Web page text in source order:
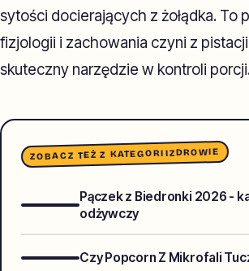
sytości docierających z żołądka. To
fizjologii i zachowania czyni z
skuteczny narzędzie w kontroli
ZOBACZ TEŻ Z KATEGORIIZDROWIE
Pączek z Biedronki 2026 -
odżywczy
Czy Popcorn Z Mikrofali